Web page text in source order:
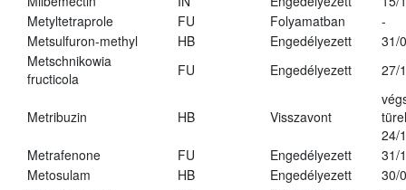
Metyltetraprole
FU Folyamatban
-
Metsulfuron-methyl
HB Engedélyezett
31/
Metschnikowia
fructicola
FU Engedélyezett 27/
Metribuzin HB Visszavont
24/
Metrafenone
FU Engedélyezett
31/
Metosulam
HB Engedélyezett
30/